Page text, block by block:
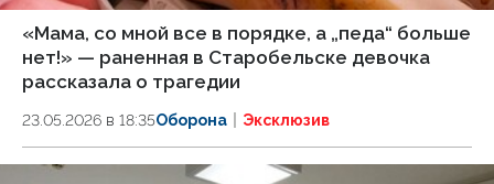
«Мама, со мной все в порядке, а „педа“ больше
нет!» — раненная в Старобельске девочка
рассказала о трагедии
23.05.2026 в 18:35Оборона Эксклюзив